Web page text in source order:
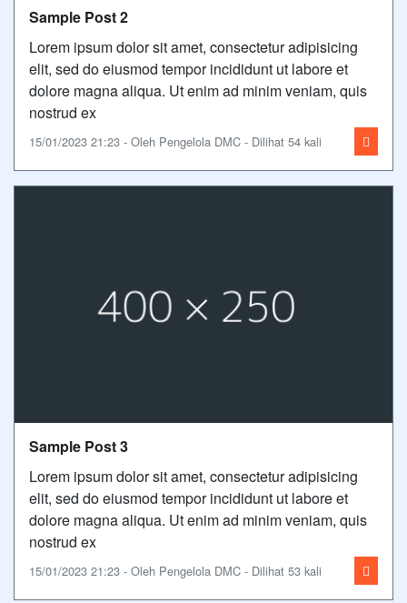
Sample Post 2
Lorem ipsum dolor sit amet, consectetur adipisicing
elit, sed do eiusmod tempor incididunt ut labore et
dolore magna aliqua. Ut enim ad minim veniam, quis
nostrud ex
15/01/2023 21:23 - Oleh Pengelola DMC - Dilihat 54 kali
Sample Post 3
Lorem ipsum dolor sit amet, consectetur adipisicing
elit, sed do eiusmod tempor incididunt ut labore et
dolore magna aliqua. Ut enim ad minim veniam, quis
nostrud ex
15/01/2023 21:23 - Oleh Pengelola DMC - Dilihat 53 kali